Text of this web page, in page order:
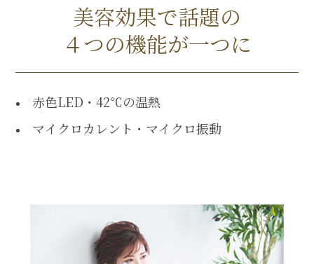
美容効果で話題の
４つの機能が一つに
赤色LED・42℃の温熱
マイクロカレント・マイクロ振動